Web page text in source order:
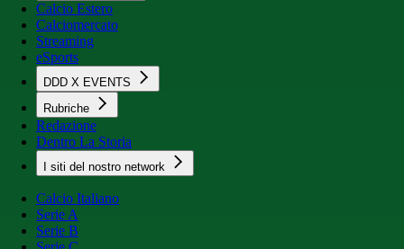
Calcio Estero
Calciomercato
Streaming
eSports
DDD X EVENTS
Rubriche
Redazione
Dentro La Storia
I siti del nostro network
Calcio Italiano
Serie A
Serie B